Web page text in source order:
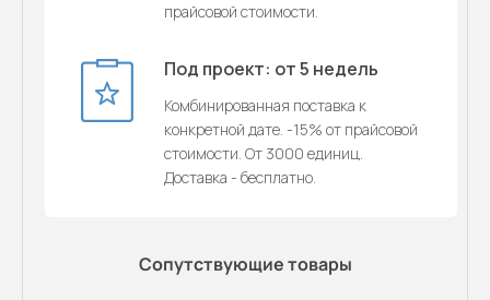
прайсовой стоимости.
Под проект: от 5 недель
Комбинированная поставка к
конкретной дате. -15% от прайсовой
стоимости. От 3000 единиц.
Доставка - бесплатно.
Сопутствующие товары